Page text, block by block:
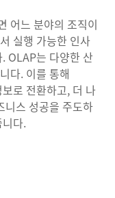
어느 분야의 조직이
실행 가능한 인사
OLAP는 다양한 산
다. 이를 통해
로 전환하고, 더 나
니스 성공을 주도하
다.